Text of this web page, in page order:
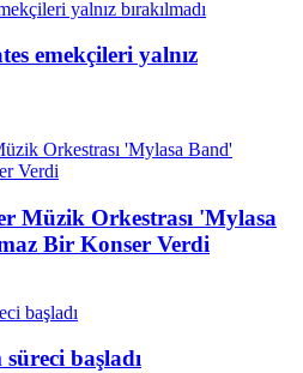
emekçileri yalnız
Müzik Orkestrası 'Mylasa
Bir Konser Verdi
başladı